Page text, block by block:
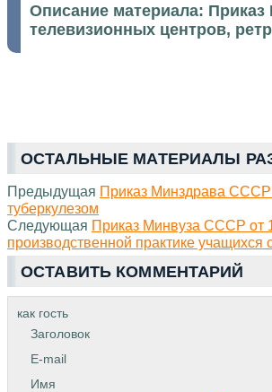
Описание материала: Приказ
телевизионных центров,
ОСТАЛЬНЫЕ МАТЕРИАЛЫ
Предыдущая Приказ Минздрава СССР
туберкулезом
Следующая Приказ Минвуза СССР от
производственной практике учащихся
ОСТАВИТЬ КОММЕНТАРИЙ
как гость
Заголовок
E-mail
Имя